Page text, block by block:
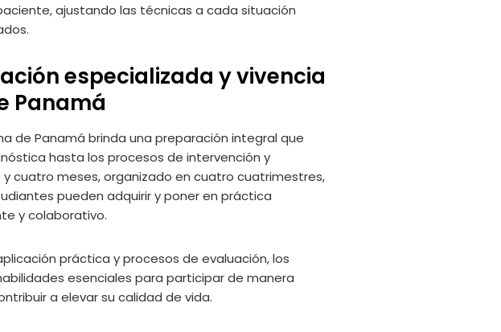
ajustando las técnicas a cada situación
especializada y vivencia
Panamá
de Panamá brinda una preparación integral que
hasta los procesos de intervención y
cuatro meses, organizado en cuatro cuatrimestres,
pueden adquirir y poner en práctica
y colaborativo.
práctica y procesos de evaluación, los
esenciales para participar de manera
a elevar su calidad de vida.